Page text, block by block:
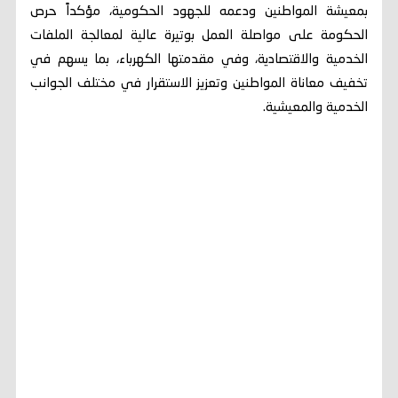
بمعيشة المواطنين ودعمه للجهود الحكومية، مؤكداً حرص
الحكومة على مواصلة العمل بوتيرة عالية لمعالجة الملفات
الخدمية والاقتصادية، وفي مقدمتها الكهرباء، بما يسهم في
تخفيف معاناة المواطنين وتعزيز الاستقرار في مختلف الجوانب
الخدمية والمعيشية.